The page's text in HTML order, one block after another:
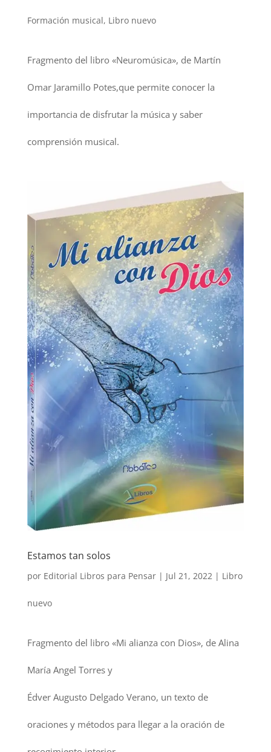
Formación musical, Libro nuevo
Fragmento del libro «Neuromúsica», de Martín
Omar Jaramillo Potes,que permite conocer la
importancia de disfrutar la música y saber
comprensión musical.
Estamos tan solos
por Editorial Libros para Pensar| Jul 21, 2022 | Libro
nuevo
Fragmento del libro «Mi alianza con Dios», de Alina
María Angel Torres y
Édver Augusto Delgado Verano, un texto de
oraciones y métodos para llegar a la oración de